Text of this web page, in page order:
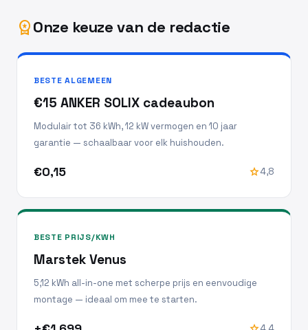
workspace_premiumOnze keuze van de redactie
BESTE ALGEMEEN
€15 ANKER SOLIX cadeaubon
Modulair tot 36 kWh, 12 kW vermogen en 10 jaar
garantie — schaalbaar voor elk huishouden.
€0,15 star4,8
BESTE PRIJS/KWH
Marstek Venus
5,12 kWh all-in-one met scherpe prijs en eenvoudige
montage — ideaal om mee te starten.